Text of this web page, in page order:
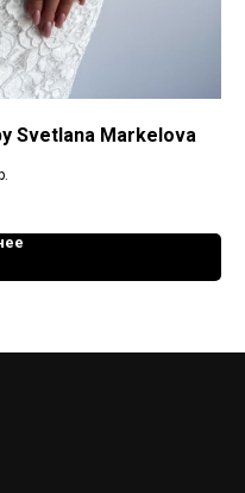
Svetlana Markelova